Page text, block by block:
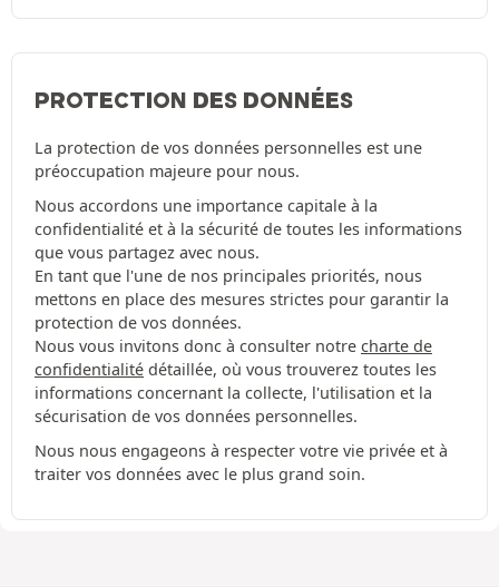
PROTECTION DES DONNÉES
La protection de vos données personnelles est une
préoccupation majeure pour nous.
Nous accordons une importance capitale à la
confidentialité et à la sécurité de toutes les informations
que vous partagez avec nous.
En tant que l'une de nos principales priorités, nous
mettons en place des mesures strictes pour garantir la
protection de vos données.
Nous vous invitons donc à consulter notre charte de
confidentialité détaillée, où vous trouverez toutes les
informations concernant la collecte, l'utilisation et la
sécurisation de vos données personnelles.
Nous nous engageons à respecter votre vie privée et à
traiter vos données avec le plus grand soin.